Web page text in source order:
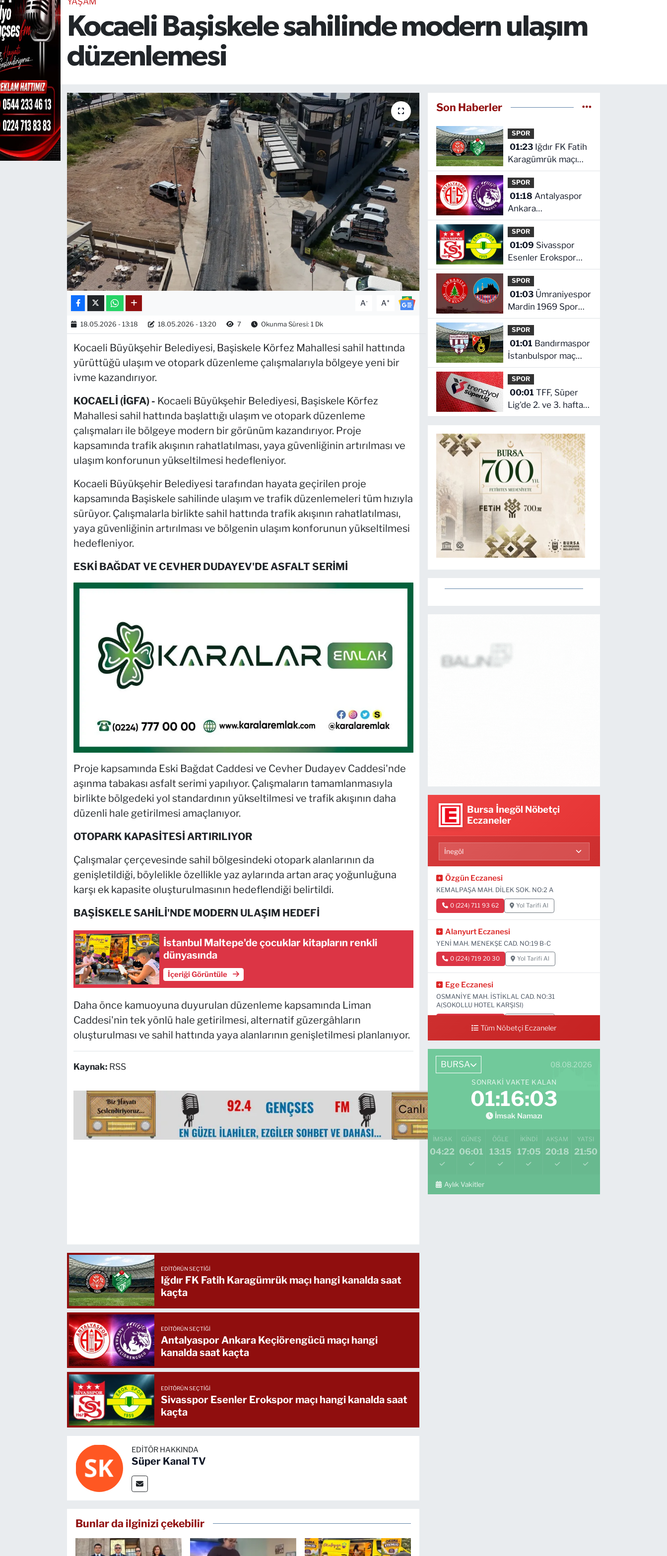
Kocaeli Başiskele sahilinde modern ulaşım
düzenlemesi
A- A+
18.05.2026 - 13:18 18.05.2026 - 13:20 7 Okunma Süresi: 1 Dk
Kocaeli Büyükşehir Belediyesi, Başiskele Körfez Mahallesi sahil hattında
yürüttüğü ulaşım ve otopark düzenleme çalışmalarıyla bölgeye yeni bir
ivme kazandırıyor.
KOCAELİ (İGFA) - Kocaeli Büyükşehir Belediyesi, Başiskele Körfez
Mahallesi sahil hattında başlattığı ulaşım ve otopark düzenleme
çalışmaları ile bölgeye modern bir görünüm kazandırıyor. Proje
kapsamında trafik akışının rahatlatılması, yaya güvenliğinin artırılması ve
ulaşım konforunun yükseltilmesi hedefleniyor.
Kocaeli Büyükşehir Belediyesi tarafından hayata geçirilen proje
kapsamında Başiskele sahilinde ulaşım ve trafik düzenlemeleri tüm hızıyla
sürüyor. Çalışmalarla birlikte sahil hattında trafik akışının rahatlatılması,
yaya güvenliğinin artırılması ve bölgenin ulaşım konforunun yükseltilmesi
hedefleniyor.
ESKİ BAĞDAT VE CEVHER DUDAYEV'DE ASFALT SERİMİ
Proje kapsamında Eski Bağdat Caddesi ve Cevher Dudayev Caddesi'nde
aşınma tabakası asfalt serimi yapılıyor. Çalışmaların tamamlanmasıyla
birlikte bölgedeki yol standardının yükseltilmesi ve trafik akışının daha
düzenli hale getirilmesi amaçlanıyor.
OTOPARK KAPASİTESİ ARTIRILIYOR
Çalışmalar çerçevesinde sahil bölgesindeki otopark alanlarının da
genişletildiği, böylelikle özellikle yaz aylarında artan araç yoğunluğuna
karşı ek kapasite oluşturulmasının hedeflendiği belirtildi.
BAŞİSKELE SAHİLİ'NDE MODERN ULAŞIM HEDEFİ
İstanbul Maltepe'de çocuklar kitapların renkli
dünyasında
İçeriği Görüntüle
Daha önce kamuoyuna duyurulan düzenleme kapsamında Liman
Caddesi'nin tek yönlü hale getirilmesi, alternatif güzergâhların
oluşturulması ve sahil hattında yaya alanlarının genişletilmesi planlanıyor.
Kaynak: RSS
EDITÖRÜN SEÇTIĞI
Iğdır FK Fatih Karagümrük maçı hangi kanalda saat
kaçta
EDITÖRÜN SEÇTIĞI
Antalyaspor Ankara Keçiörengücü maçı hangi
kanalda saat kaçta
EDITÖRÜN SEÇTIĞI
Sivasspor Esenler Erokspor maçı hangi kanalda saat
kaçta
EDITÖR HAKKINDA
Süper Kanal TV
Bunlar da ilginizi çekebilir
Son Haberler
SPOR
01:23
Karagümrük maçı
hangi kanalda saat
kaçta
SPOR
01:18 Antalyaspor
Ankara
Keçiörengücü maçı
hangi kanalda saat
kaçta
SPOR
01:09
Esenler Erokspor
maçı hangi kanalda
saat kaçta
SPOR
01:03
Mardin 1969 Spor
maçı hangi kanalda
saat kaçta!
SPOR
01:01
İstanbulspor maç
hangi kanalda saat
kaçta
SPOR
00:01 TFF, Süper
Lig'de 2. ve 3. hafta
programlarını
başlama saati
Bursa İnegöl Nöbetçi
Eczaneler
Özgün Eczanesi
KEMALPAŞA MAH. DİLEK SOK. NO:2 A
0 (224) 711 93 62 Yol Tarifi Al
Alanyurt Eczanesi
YENİ MAH. MENEKŞE CAD. NO:19 B-C
0 (224) 719 20 30 Yol Tarifi Al
Ege Eczanesi
OSMANİYE MAH. İSTİKLAL CAD. NO:31
A(SOKOLLU HOTEL KARŞISI)
Tüm Nöbetçi Eczaneler
BURSA 08.08.2026
SONRAKI VAKTE KALAN
01:16:02
İmsak Namazı
İMSAK
04:22
GÜNEŞ
06:01
ÖĞLE
13:15
İKINDI
17:05
AKŞAM
20:18
YATSI
21:50
Aylık Vakitler
TEKNOLOJİ
CANLI DİNLE
RESMİ İLANLAR
Gencsesfm Canlı Dinle